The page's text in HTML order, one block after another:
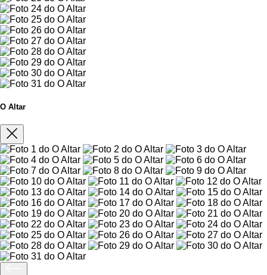
O Altar